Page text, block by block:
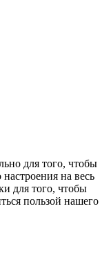
для того, чтобы
на весь
для того, чтобы
пользой нашего